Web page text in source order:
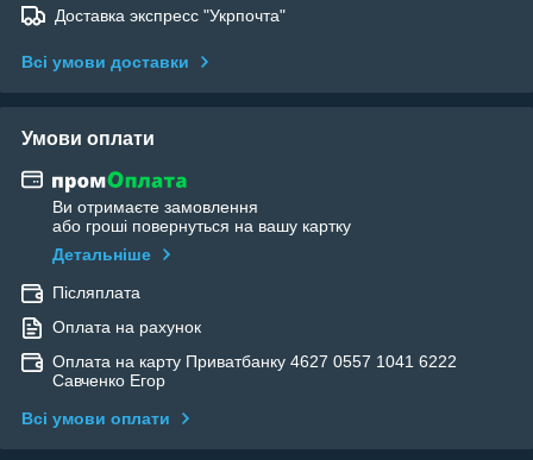
Доставка экспресс "Укрпочта"
Всі умови доставки
Умови оплати
Ви отримаєте замовлення
або гроші повернуться на вашу картку
Детальніше
Післяплата
Оплата на рахунок
Оплата на карту Приватбанку 4627 0557 1041 6222
Савченко Егор
Всі умови оплати